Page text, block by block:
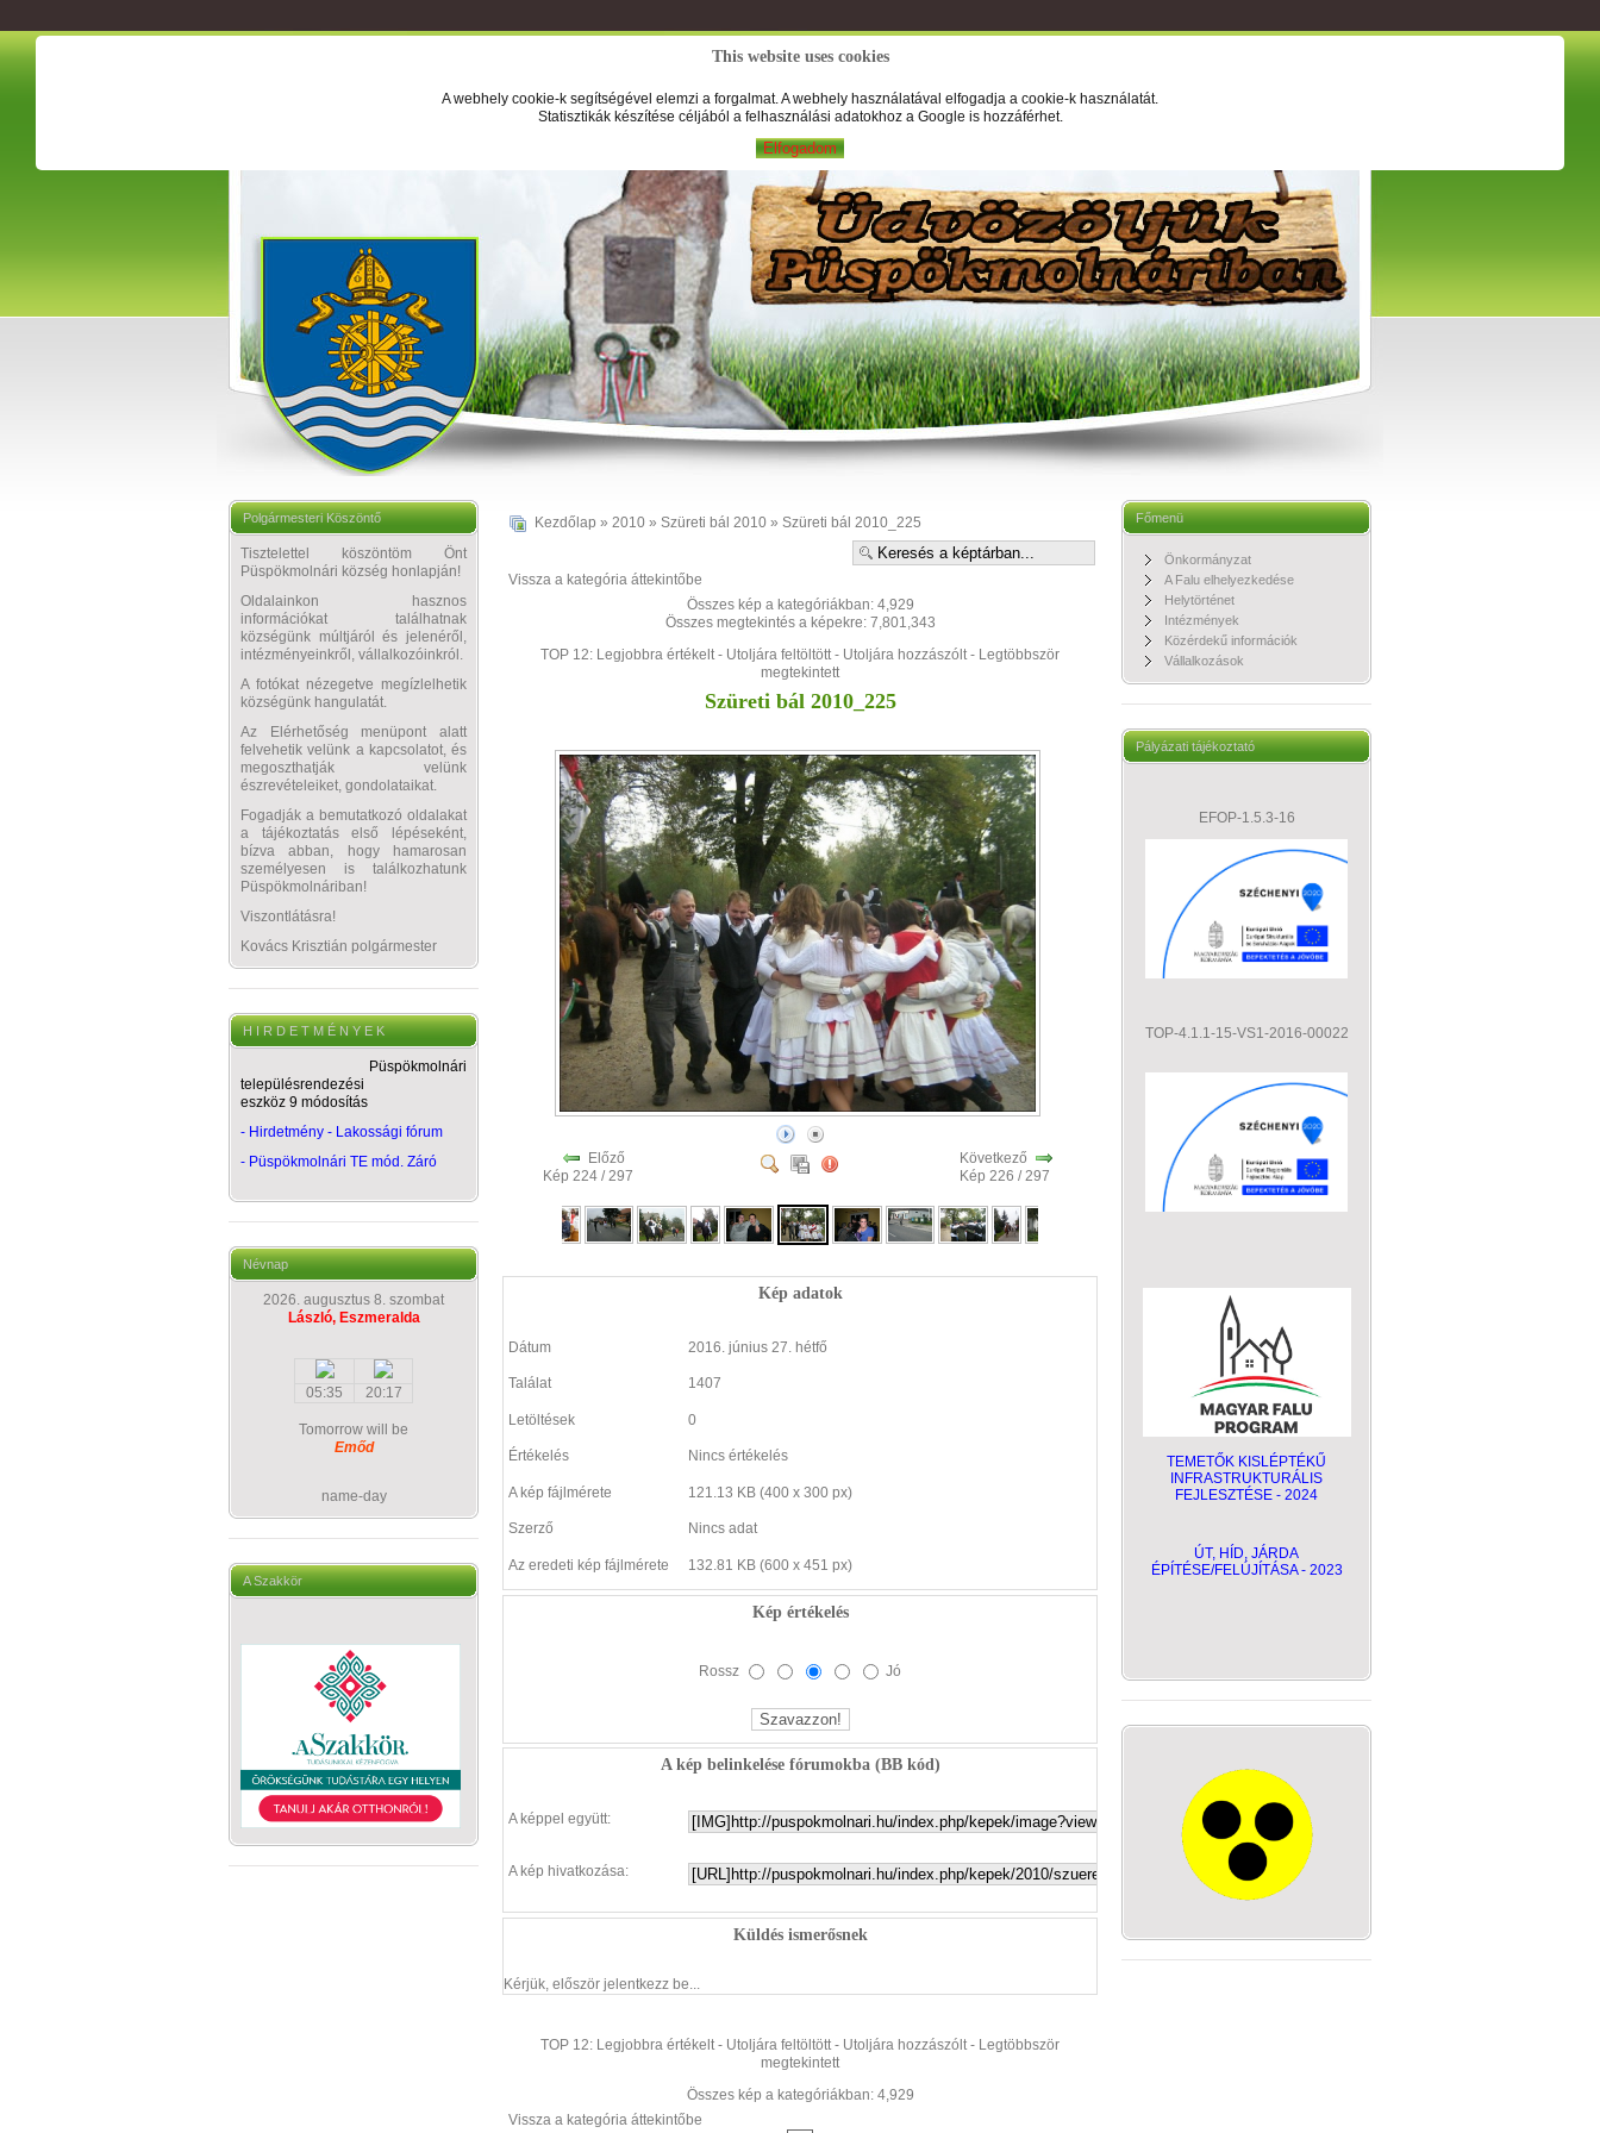
This website uses cookies
A webhely cookie-k segítségével elemzi a forgalmat. A webhely használatával elfogadja a cookie-k használatát.
Statisztikák készítése céljából a felhasználási adatokhoz a Google is hozzáférhet.
Elfogadom
Polgármesteri Köszöntő
Tisztelettel köszöntöm Önt
Püspökmolnári község honlapján!
Oldalainkon hasznos
információkat találhatnak
községünk múltjáról és jelenéről,
intézményeinkről, vállalkozóinkról.
A fotókat nézegetve megízlelhetik
községünk hangulatát.
Az Elérhetőség menüpont alatt
felvehetik velünk a kapcsolatot, és
megoszthatják velünk
észrevételeiket, gondolataikat.
Fogadják a bemutatkozó oldalakat
a tájékoztatás első lépéseként,
bízva abban, hogy hamarosan
személyesen is találkozhatunk
Püspökmolnáriban!
Viszontlátásra!
Kovács Krisztián polgármester
H I R D E T M É N Y E K
Püspökmolnári
településrendezési
eszköz 9 módosítás
- Hirdetmény - Lakossági fórum
- Püspökmolnári TE mód. Záró
Névnap
2026. augusztus 8. szombat
László, Eszmeralda
05:35 20:17
Tomorrow will be
Emőd
name-day
A Szakkör
Kezdőlap » 2010 » Szüreti bál 2010 » Szüreti bál 2010_225
Vissza a kategória áttekintőbe
Összes kép a kategóriákban: 4,929
Összes megtekintés a képekre: 7,801,343
TOP 12: Legjobbra értékelt - Utoljára feltöltött - Utoljára hozzászólt - Legtöbbször
megtekintett
Szüreti bál 2010_225
Előző
Kép 224 / 297
Következő
Kép 226 / 297
Kép adatok
Dátum 2016. június 27. hétfő
Találat 1407
Letöltések 0
Értékelés Nincs értékelés
A kép fájlmérete 121.13 KB (400 x 300 px)
Szerző Nincs adat
Az eredeti kép fájlmérete 132.81 KB (600 x 451 px)
Kép értékelés
Rossz Jó
A kép belinkelése fórumokba (BB kód)
A képpel együtt:
A kép hivatkozása:
Küldés ismerősnek
Kérjük, először jelentkezz be...
TOP 12: Legjobbra értékelt - Utoljára feltöltött - Utoljára hozzászólt - Legtöbbször
megtekintett
Összes kép a kategóriákban: 4,929
Vissza a kategória áttekintőbe
Főmenü
Önkormányzat
A Falu elhelyezkedése
Helytörténet
Intézmények
Közérdekű információk
Vállalkozások
Pályázati tájékoztató
EFOP-1.5.3-16
TOP-4.1.1-15-VS1-2016-00022
TEMETŐK KISLÉPTÉKŰ
INFRASTRUKTURÁLIS
FEJLESZTÉSE - 2024
ÚT, HÍD, JÁRDA
ÉPÍTÉSE/FELÚJÍTÁSA - 2023